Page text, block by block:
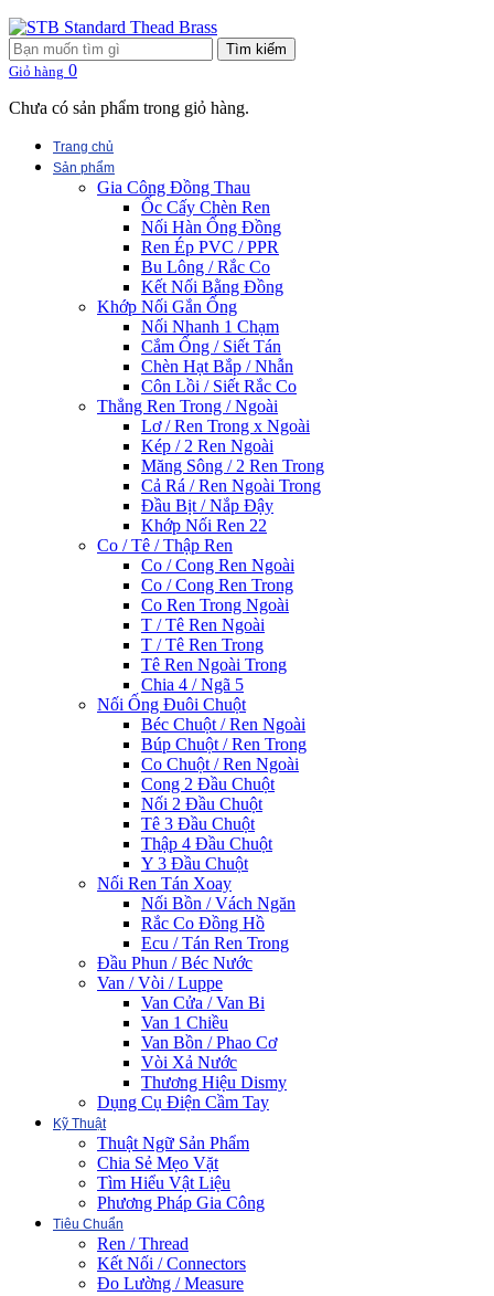
Tìm kiếm
Giỏ hàng 0
Chưa có sản phẩm trong giỏ hàng.
Trang chủ
Sản phẩm
Gia Công Đồng Thau
Ốc Cấy Chèn Ren
Nối Hàn Ống Đồng
Ren Ép PVC / PPR
Bu Lông / Rắc Co
Kết Nối Bằng Đồng
Khớp Nối Gắn Ống
Nối Nhanh 1 Chạm
Cắm Ống / Siết Tán
Chèn Hạt Bắp / Nhẫn
Côn Lồi / Siết Rắc Co
Thẳng Ren Trong / Ngoài
Lơ / Ren Trong x Ngoài
Kép / 2 Ren Ngoài
Măng Sông / 2 Ren Trong
Cả Rá / Ren Ngoài Trong
Đầu Bịt / Nắp Đậy
Khớp Nối Ren 22
Co / Tê / Thập Ren
Co / Cong Ren Ngoài
Co / Cong Ren Trong
Co Ren Trong Ngoài
T / Tê Ren Ngoài
T / Tê Ren Trong
Tê Ren Ngoài Trong
Chia 4 / Ngã 5
Nối Ống Đuôi Chuột
Béc Chuột / Ren Ngoài
Búp Chuột / Ren Trong
Co Chuột / Ren Ngoài
Cong 2 Đầu Chuột
Nối 2 Đầu Chuột
Tê 3 Đầu Chuột
Thập 4 Đầu Chuột
Y 3 Đầu Chuột
Nối Ren Tán Xoay
Nối Bồn / Vách Ngăn
Rắc Co Đồng Hồ
Ecu / Tán Ren Trong
Đầu Phun / Béc Nước
Van / Vòi / Luppe
Van Cửa / Van Bi
Van 1 Chiều
Van Bồn / Phao Cơ
Vòi Xả Nước
Thương Hiệu Dismy
Dụng Cụ Điện Cầm Tay
Kỹ Thuật
Thuật Ngữ Sản Phẩm
Chia Sẻ Mẹo Vặt
Tìm Hiểu Vật Liệu
Phương Pháp Gia Công
Tiêu Chuẩn
Ren / Thread
Kết Nối / Connectors
Đo Lường / Measure